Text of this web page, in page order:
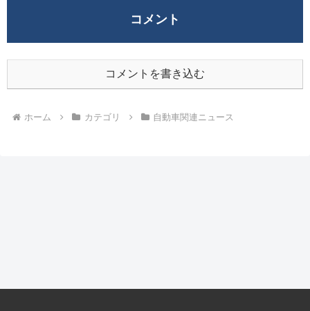
ン」が持っていた走りの楽しさ...
コメント
コメントを書き込む
ホーム カテゴリ 自動車関連ニュース